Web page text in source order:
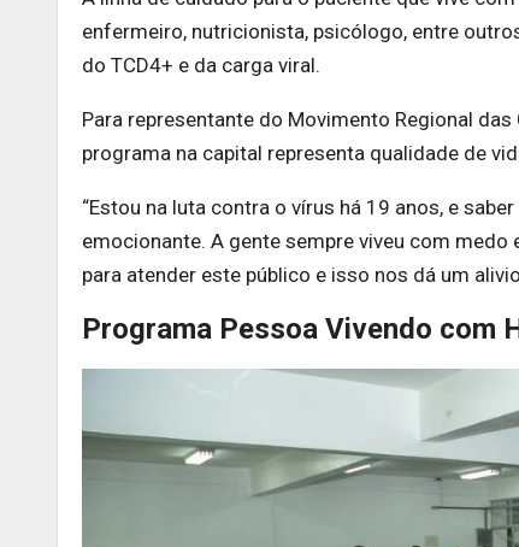
enfermeiro, nutricionista, psicólogo, entre
do TCD4+ e da carga viral.
Para representante do Movimento Regional
programa na capital representa qualidade de
“Estou na luta contra o vírus há 19 anos, e
emocionante. A gente sempre viveu com
para atender este público e isso nos dá um
Programa Pessoa Vivendo com